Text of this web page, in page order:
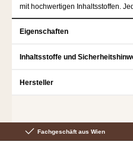
mit hochwertigen Inhaltsstoffen.
Eigenschaften
Inhaltsstoffe und
Hersteller
Fachgeschäft aus Wien